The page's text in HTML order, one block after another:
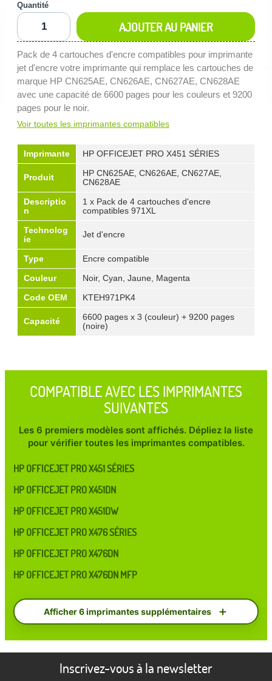
Quantité
AJOUTER AU PANIER
Pack de 4 cartouches d'encre compatibles pour imprimante
jet d'encre votre imprimante qui remplace les cartouches de
marque HP CN625AE, CN626AE, CN627AE, CN628AE
avec une capacité de 6600 pages pour les couleurs et 9200
pages pour le noir.
Voir toutes les imprimantes compatibles
Imprimante HP OFFICEJET PRO X451 SÉRIES
Produit
HP CN625AE, CN626AE, CN627AE,
CN628AE
Descriptio
n
1 x Pack de 4 cartouches d'encre
compatibles 971XL
Technolog
ie
Jet d'encre
Type
Encre compatible
Couleur
Noir, Cyan, Jaune, Magenta
Code OEM
KTEH971PK4
Capacité
6600 pages x 3 (couleur) + 9200 pages
(noire)
COMPATIBLE AVEC LES IMPRIMANTES
SUIVANTES
Les 6 premiers modèles sont affichés. Dépliez la liste
pour vérifier toutes les imprimantes compatibles.
HP OFFICEJET PRO X451 SÉRIES
HP OFFICEJET PRO X451DN
HP OFFICEJET PRO X451DW
HP OFFICEJET PRO X476 SÉRIES
HP OFFICEJET PRO X476DN
HP OFFICEJET PRO X476DN MFP
Afficher 6 imprimantes supplémentaires
Inscrivez-vous à la newsletter